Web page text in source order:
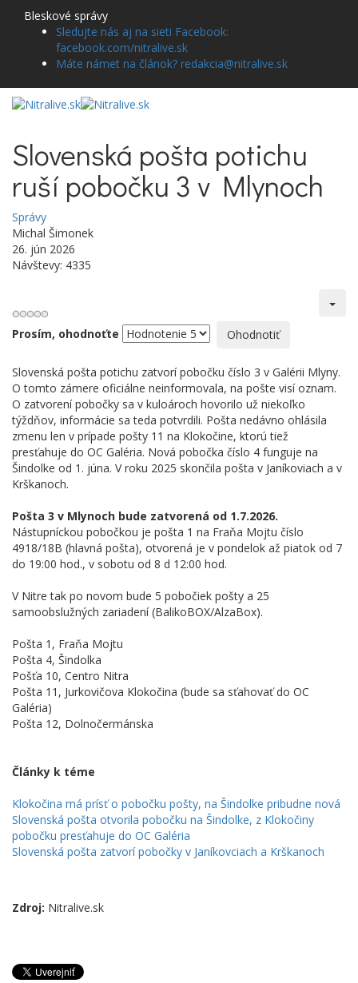
Bleskové správy
Sledujte nás aj na sieti Facebook:
facebook.com/nitralive.sk
Máte námet na článok? redakcia@nitralive.sk
Slovenská pošta potichu
ruší pobočku 3 v Mlynoch
Správy
Michal Šimonek
26. jún 2026
Návštevy: 4335
Prosím, ohodnoťte
Slovenská pošta potichu zatvorí pobočku číslo 3 v Galérii Mlyny.
O tomto zámere oficiálne neinformovala, na pošte visí oznam.
O zatvorení pobočky sa v kuloároch hovorilo už niekoľko
týždňov, informácie sa teda potvrdili. Pošta nedávno ohlásila
zmenu len v prípade pošty 11 na Klokočine, ktorú tiež
presťahuje do OC Galéria. Nová pobočka číslo 4 funguje na
Šindolke od 1. júna. V roku 2025 skončila pošta v Janíkoviach a v
Krškanoch.
Pošta 3 v Mlynoch bude zatvorená od 1.7.2026.
Nástupníckou pobočkou je pošta 1 na Fraňa Mojtu číslo
4918/18B (hlavná pošta), otvorená je v pondelok až piatok od 7
do 19:00 hod., v sobotu od 8 d 12:00 hod.
V Nitre tak po novom bude 5 pobočiek pošty a 25
samoobslužných zariadení (BalikoBOX/AlzaBox).
Pošta 1, Fraňa Mojtu
Pošta 4, Šindolka
Pošťa 10, Centro Nitra
Pošta 11, Jurkovičova Klokočina (bude sa sťahovať do OC
Galéria)
Pošta 12, Dolnočermánska
Články k téme
Klokočina má prísť o pobočku pošty, na Šindolke pribudne nová
Slovenská pošta otvorila pobočku na Šindolke, z Klokočiny
pobočku presťahuje do OC Galéria
Slovenská pošta zatvorí pobočky v Janíkovciach a Krškanoch
Zdroj: Nitralive.sk